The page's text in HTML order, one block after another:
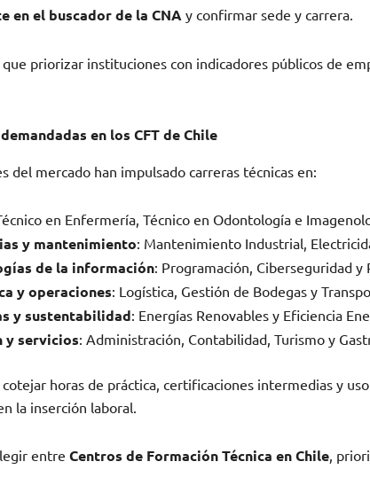
en el buscador de la CNA y confirmar sede y carrera.
priorizar instituciones con indicadores públicos de
en los CFT de Chile
del mercado han impulsado carreras técnicas en:
en Enfermería, Técnico en Odontología e
y mantenimiento: Mantenimiento Industrial,
de la información: Programación, Ciberseguridad y
y operaciones: Logística, Gestión de Bodegas y
y sustentabilidad: Energías Renovables y Eficiencia
y servicios: Administración, Contabilidad, Turismo y
cotejar horas de práctica, certificaciones intermedias y
la inserción laboral.
entreCentros de Formación Técnica en Chile ,